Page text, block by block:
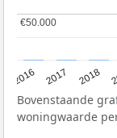
2016 2017 2018
€50.000
€50.000
Bovenstaande
woningwaarde